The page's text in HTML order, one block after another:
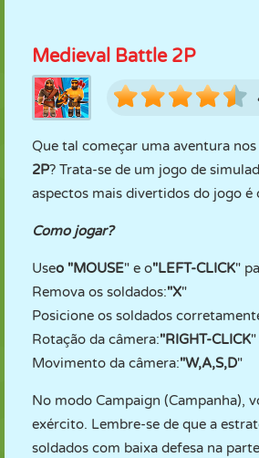
Medieval Battle 2P
Que tal começar uma aventura
2P? Trata-se de um jogo de
aspectos mais divertidos do jogo
Como jogar?
Useo "MOUSE" e o"LEFT-CLICK"
Remova os soldados:"X"
Posicione os soldados
Rotação da câmera:"RIGHT-CLICK"
Movimento da câmera:"W,A,S,D"
No modo Campaign (Campanha),
exército. Lembre-se de que a
soldados com baixa defesa na